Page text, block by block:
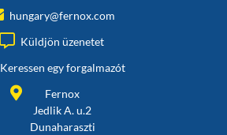
hungary@fernox.com
Küldjön üzenetet
Keressen egy forgalmazót
Fernox
Jedlik A. u.2
Dunaharaszti